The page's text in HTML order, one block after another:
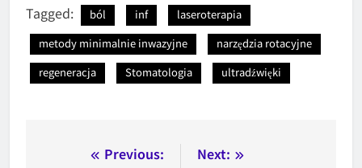
Tagged: ból inf
laseroterapia
metody minimalnie inwazyjne
narzędzia rotacyjne
regeneracja
Stomatologia ultradźwięki
Nawigacja
Previous:
Next: